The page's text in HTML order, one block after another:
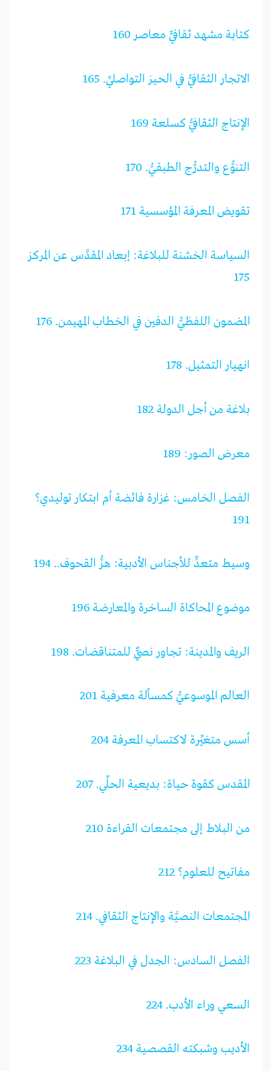
كتابة مشهد ثقافيٍّ معاصر 160
الاتجار الثقافيُّ في الحيز التواصليِّ. 165
الإنتاج الثقافيُّ كسلعة 169
التنوُّع والتدرُّج الطبقيُّ. 170
تقويض المعرفة المؤسسية 171
السياسة الخشنة للبلاغة: إبعاد المقدَّس عن المركز
175
المضمون اللفظيُّ الدفين في الخطاب المهيمن. 176
انهيار التمثيل. 178
بلاغة من أجل الدولة 182
معرض الصور: 189
الفصل الخامس: غزارة فائضة أم ابتكار توليدي؟
191
وسيط متعدٍّ للأجناس الأدبية: هزُّ القحوف.. 194
موضوع المحاكاة الساخرة والمعارضة 196
الريف والمدينة: تجاور نصيٌّ للمتناقضات. 198
العالم الموسوعيُّ كمسألة معرفية 201
أسس متغيِّرة لاكتساب المعرفة 204
المقدس كقوة حياة: بديعية الحلِّي. 207
من البلاط إلى مجتمعات القراءة 210
مفاتيح للعلوم؟ 212
المجتمعات النصيَّة والإنتاج الثقافي. 214
الفصل السادس: الجدل في البلاغة 223
السعي وراء الأدب. 224
الأديب وشبكته القصصية 234